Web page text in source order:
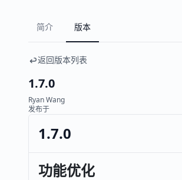
简介 版本
返回版本列表
1.7.0
Ryan Wang
发布于
1.7.0
功能优化